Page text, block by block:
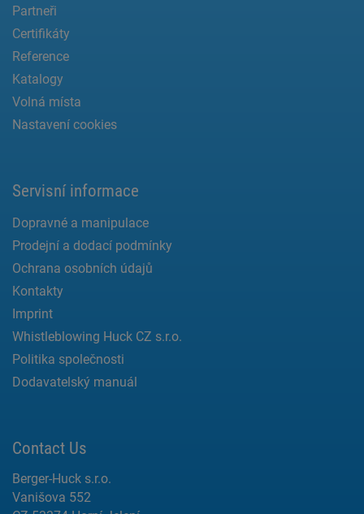
Partneři
Certifikáty
Reference
Katalogy
Volná místa
Nastavení cookies
Servisní informace
Dopravné a manipulace
Prodejní a dodací podmínky
Ochrana osobních údajů
Kontakty
Imprint
Whistleblowing Huck CZ s.r.o.
Politika společnosti
Dodavatelský manuál
Contact Us
Berger-Huck s.r.o.
Vanišova 552